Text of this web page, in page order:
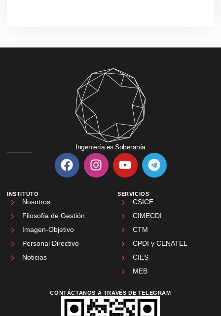
Ingeniería es Soberanía
INSTITUTO
Nosotros
Filosofía de Gestión
Imagen-Objetivo
Personal Directivo
Noticias
SERVICIOS
CSICE
CIMECDI
CTM
CPDI y CENATEL
CIES
MEB
CONTÁCTANOS A TRAVÉS DE TELEGRAM